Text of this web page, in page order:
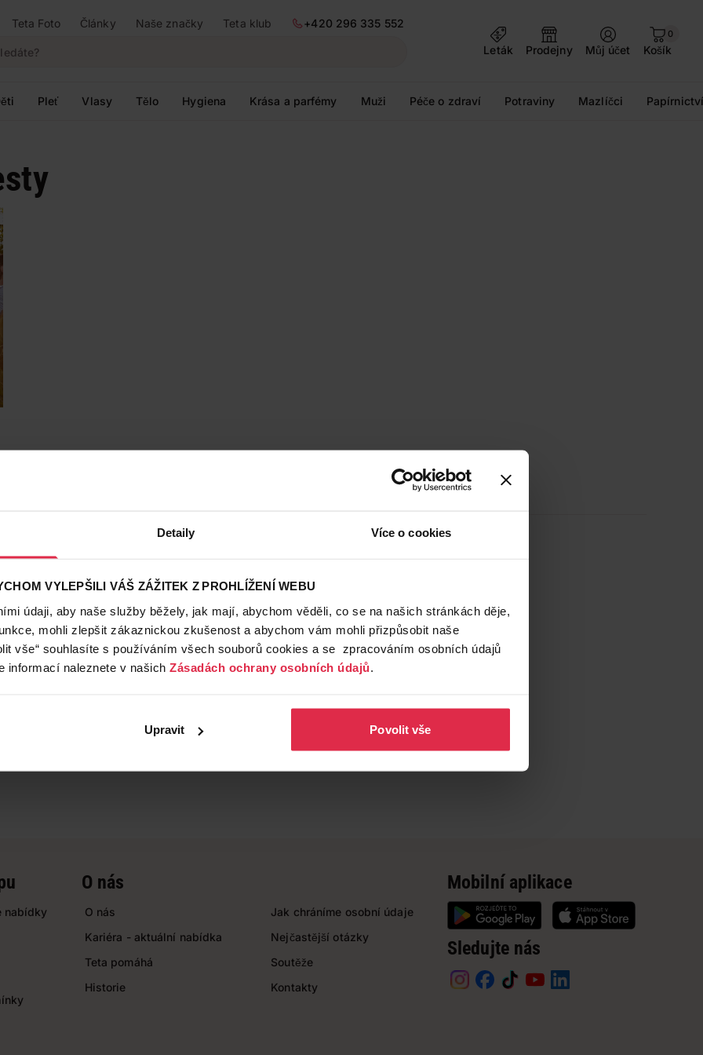
Detaily Více o cookies
VYLEPŠILI VÁŠ ZÁŽITEK Z PROHLÍŽENÍ WEBU
údaji, aby naše služby běžely, jak mají, abychom věděli, co se na našich stránkách děje,
mohli zlepšit zákaznickou zkušenost a abychom vám mohli přizpůsobit naše
vše“ souhlasíte s používáním všech souborů cookies a se zpracováním osobních údajů
informací naleznete v našich Zásadách ochrany osobních údajů.
Upravit Povolit vše
Teta Foto Články Naše značky Teta klub
+420 296 335 552
Leták
Prodejny Můj účet
0
Košík
Pleť Vlasy Tělo Hygiena Krása a parfémy Muži Péče o zdraví Potraviny Mazlíčci
nabídky
O nás
O nás
Kariéra - aktuální nabídka
Teta pomáhá
Historie
Jak chráníme osobní údaje
Nejčastější otázky
Soutěže
Kontakty
Mobilní aplikace
Sledujte nás